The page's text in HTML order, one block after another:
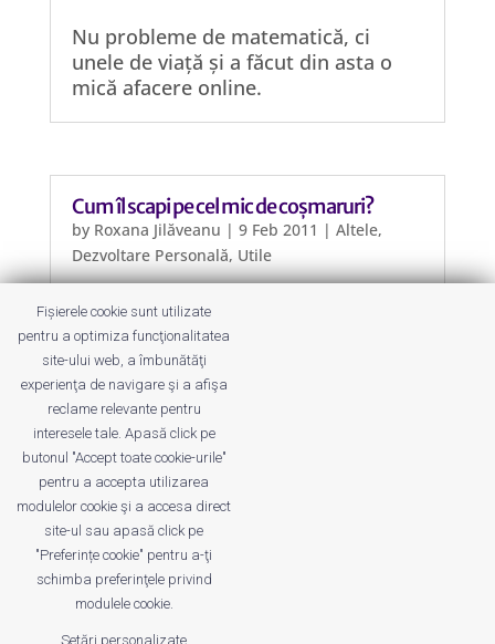
Nu probleme de matematică, ci
unele de viață și a făcut din asta o
mică afacere online.
Cum îl scapi pe cel mic de coșmaruri?
by Roxana Jilăveanu | 9 Feb 2011 | Altele,
Dezvoltare Personală, Utile
Copiii au și coșmaruri, iar un astfel
de vis poate deveni unul repetitiv de
care să nu scape o bună perioadă de
vreme. Cum îi ajuți să scape de ele?
[preluare]
Despre noi Publicitate
Privacy
Fișierele cookie sunt utilizate
pentru a optimiza funcţionalitatea
site-ului web, a îmbunătăţi
experienţa de navigare şi a afişa
reclame relevante pentru
interesele tale. Apasă click pe
butonul "Accept toate cookie-urile"
pentru a accepta utilizarea
modulelor cookie şi a accesa direct
site-ul sau apasă click pe
"Preferințe cookie" pentru a-ţi
schimba preferinţele privind
modulele cookie.
Setări personalizate